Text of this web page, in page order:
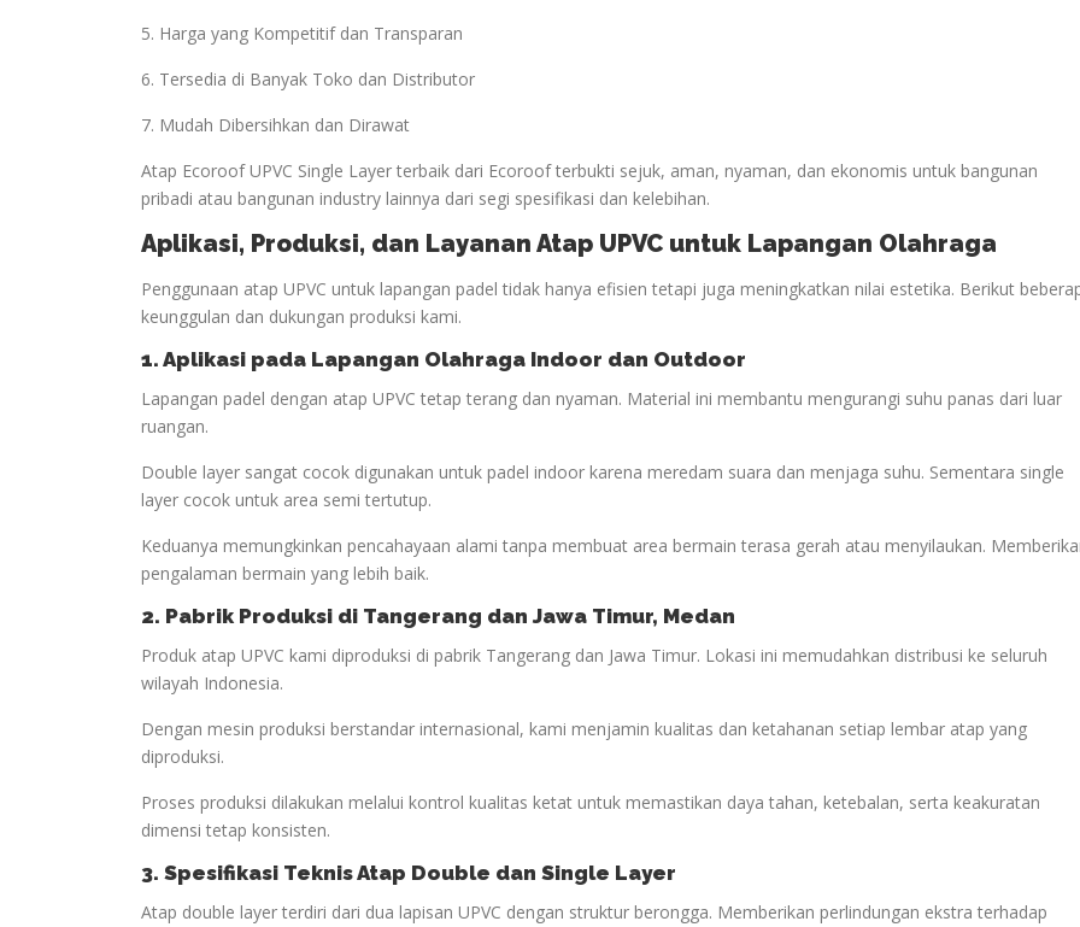
5. Harga yang Kompetitif dan Transparan
6. Tersedia di Banyak Toko dan Distributor
7. Mudah Dibersihkan dan Dirawat
Atap Ecoroof UPVC Single Layer terbaik dari Ecoroof terbukti sejuk, aman, nyaman, dan ekonomis untuk bangunan
pribadi atau bangunan industry lainnya dari segi spesifikasi dan kelebihan.
Aplikasi, Produksi, dan Layanan Atap UPVC untuk Lapangan Olahraga
Penggunaan atap UPVC untuk lapangan padel tidak hanya efisien tetapi juga meningkatkan nilai estetika. Berikut
keunggulan dan dukungan produksi kami.
1. Aplikasi pada Lapangan Olahraga Indoor dan Outdoor
Lapangan padel dengan atap UPVC tetap terang dan nyaman. Material ini membantu mengurangi suhu panas dari luar
ruangan.
Double layer sangat cocok digunakan untuk padel indoor karena meredam suara dan menjaga suhu. Sementara single
layer cocok untuk area semi tertutup.
Keduanya memungkinkan pencahayaan alami tanpa membuat area bermain terasa gerah atau menyilaukan.
pengalaman bermain yang lebih baik.
2. Pabrik Produksi di Tangerang dan Jawa Timur, Medan
Produk atap UPVC kami diproduksi di pabrik Tangerang dan Jawa Timur. Lokasi ini memudahkan distribusi ke seluruh
wilayah Indonesia.
Dengan mesin produksi berstandar internasional, kami menjamin kualitas dan ketahanan setiap lembar atap yang
diproduksi.
Proses produksi dilakukan melalui kontrol kualitas ketat untuk memastikan daya tahan, ketebalan, serta keakuratan
dimensi tetap konsisten.
3. Spesifikasi Teknis Atap Double dan Single Layer
Atap double layer terdiri dari dua lapisan UPVC dengan struktur berongga. Memberikan perlindungan ekstra terhadap